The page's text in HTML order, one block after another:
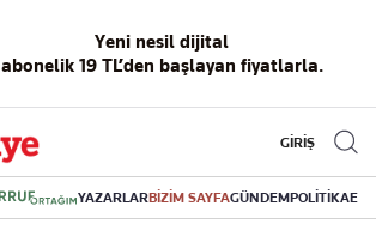
Yeni nesil dijital
abonelik 19 TL’den başlayan fiyatlarla.
GİRİŞ
YAZARLARBİZİM SAYFAGÜNDEMPOLİTİKA